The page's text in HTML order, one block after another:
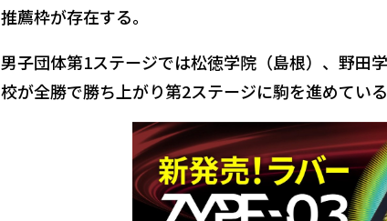
推薦枠が存在する。
男子団体第1ステージでは松徳学院（島根）、野田
校が全勝で勝ち上がり第2ステージに駒を進めている